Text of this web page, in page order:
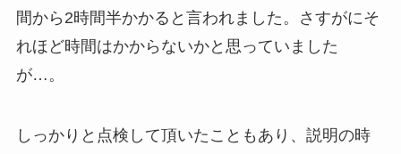
間から2時間半かかると言われました。さすがにそ
れほど時間はかからないかと思っていました
が…。
しっかりと点検して頂いたこともあり、説明の時